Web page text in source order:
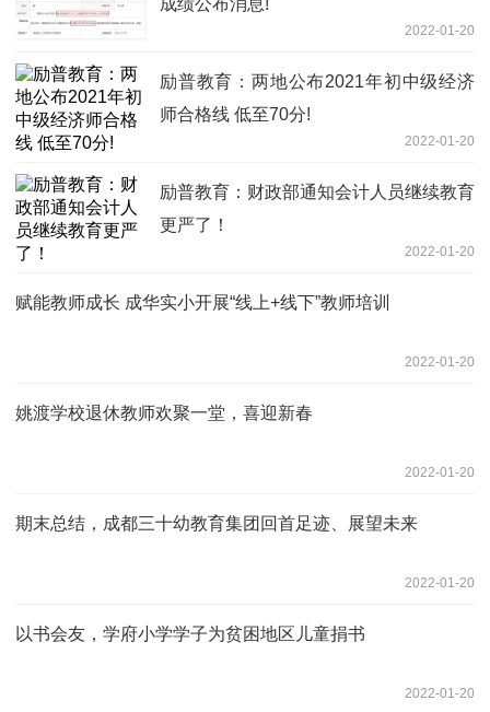
2022-01-20
励普教育：两地公布2021年初中级经济
师合格线 低至70分!
2022-01-20
励普教育：财政部通知会计人员继续教育
更严了！
2022-01-20
赋能教师成长 成华实小开展“线上+线下”教师培训
2022-01-20
姚渡学校退休教师欢聚一堂，喜迎新春
2022-01-20
期末总结，成都三十幼教育集团回首足迹、展望未来
2022-01-20
以书会友，学府小学学子为贫困地区儿童捐书
2022-01-20